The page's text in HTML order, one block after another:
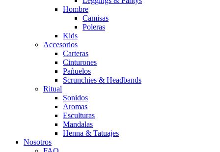
Hombre
Camisas
Poleras
Kids
Accesorios
Carteras
Cinturones
Pañuelos
Scrunchies & Headbands
Ritual
Sonidos
Aromas
Esculturas
Mandalas
Henna & Tatuajes
Nosotros